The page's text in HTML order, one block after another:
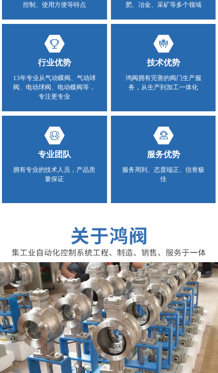
控制、使用方便等特点
肥、冶金、采矿等多个领域
行业优势
13年专业从气动蝶阀、气动球
阀、电动球阀、电动蝶阀等，
专注更专业
技术优势
鸿阀拥有完善的阀门生产服
务，从生产到加工一体化
专业团队
拥有专业的技术人员，产品质
量保证
服务优势
服务周到、态度端正、信誉极
佳